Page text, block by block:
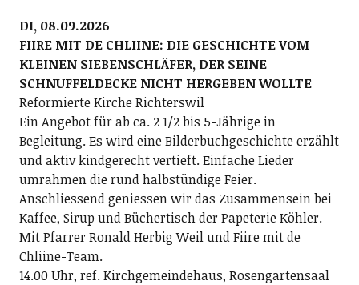
DI, 08.09.2026
FIIRE MIT DE CHLIINE: DIE GESCHICHTE VOM
KLEINEN SIEBENSCHLÄFER, DER SEINE
SCHNUFFELDECKE NICHT HERGEBEN WOLLTE
Reformierte Kirche Richterswil
Ein Angebot für ab ca. 2 1/2 bis 5-Jährige in
Begleitung. Es wird eine Bilderbuchgeschichte erzählt
und aktiv kindgerecht vertieft. Einfache Lieder
umrahmen die rund halbstündige Feier.
Anschliessend geniessen wir das Zusammensein bei
Kaffee, Sirup und Büchertisch der Papeterie Köhler.
Mit Pfarrer Ronald Herbig Weil und Fiire mit de
Chliine-Team.
14.00 Uhr, ref. Kirchgemeindehaus, Rosengartensaal